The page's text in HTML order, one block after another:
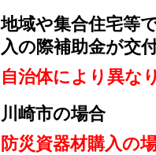
地域や集合住宅等
入の際補助金が交
自治体により異な
川崎市の場合
防災資器材購入の